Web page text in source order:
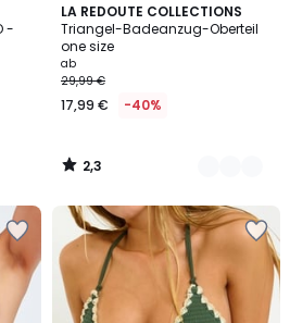
-
LA REDOUTE COLLECTIONS
Triangel-Badeanzug-Oberteil
one size
ab
29,99 €
17,99 € -40%
2,3
/ 5
3
Farben
2,3
/